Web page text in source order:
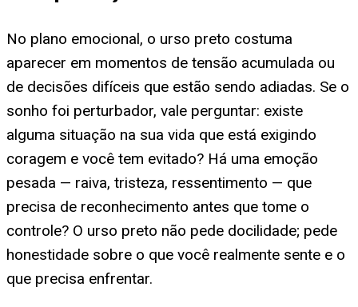
No plano emocional, o urso preto costuma
aparecer em momentos de tensão acumulada ou
de decisões difíceis que estão sendo adiadas. Se o
sonho foi perturbador, vale perguntar: existe
alguma situação na sua vida que está exigindo
coragem e você tem evitado? Há uma emoção
pesada — raiva, tristeza, ressentimento — que
precisa de reconhecimento antes que tome o
controle? O urso preto não pede docilidade; pede
honestidade sobre o que você realmente sente e o
que precisa enfrentar.